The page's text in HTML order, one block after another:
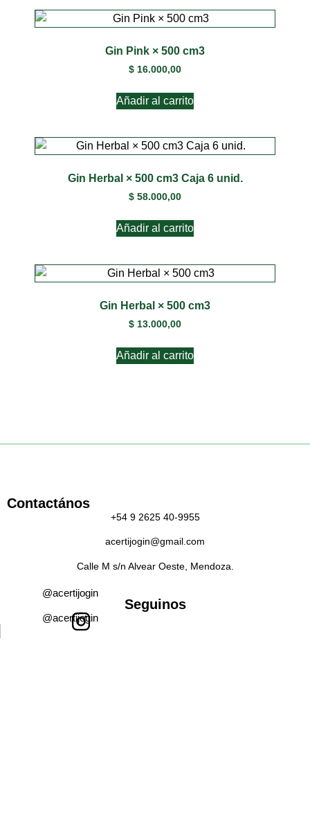
Gin Pink × 500 cm3
$ 16.000,00
Añadir al carrito
Gin Herbal × 500 cm3 Caja 6 unid.
$ 58.000,00
Añadir al carrito
Gin Herbal × 500 cm3
$ 13.000,00
Añadir al carrito
Contactános
+54 9 2625 40-9955
acertijogin@gmail.com
Calle M s/n Alvear Oeste, Mendoza.
Seguinos
@acertijogin
@acertijogin